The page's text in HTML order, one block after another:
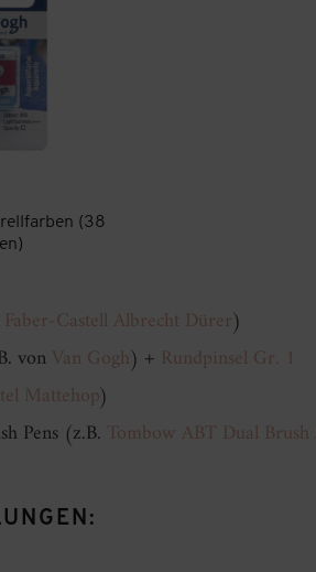
(38
Faber-Castell Albrecht Dürer)
vonVan Gogh) + Rundpinsel Gr. 1
Mattehop)
Pens (z.B. Tombow ABT Dual Brush